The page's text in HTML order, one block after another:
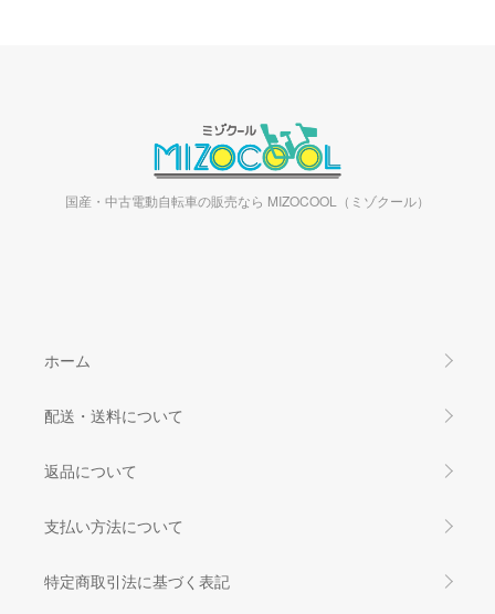
国産・中古電動自転車の販売なら MIZOCOOL（ミゾクール）
ホーム
配送・送料について
返品について
支払い方法について
特定商取引法に基づく表記